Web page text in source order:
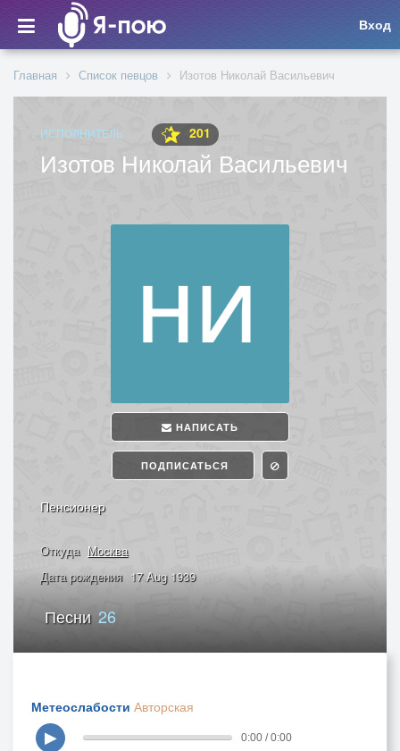
Вход
Главная Список певцов Изотов Николай Васильевич
ИСПОЛНИТЕЛЬ 201
Изотов Николай Васильевич
НАПИСАТЬ
ПОДПИСАТЬСЯ
Пенсионер
Откуда Москва
Дата рождения 17 Aug 1939
Песни 26
Метеослабости Авторская
▶
0:00 / 0:00